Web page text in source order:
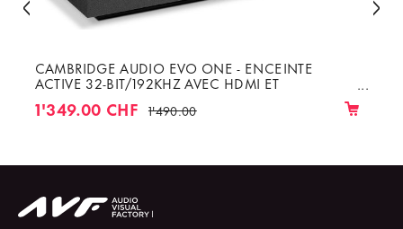
CAMBRIDGE AUDIO EVO ONE - ENCEINTE
ACTIVE 32-BIT/192KHZ AVEC HDMI ET
AMPLIFICATEUR 700 W
1'349.00 CHF 1'490.00